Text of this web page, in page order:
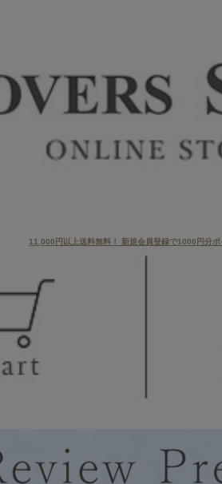
11,000円以上送料無料！ 新規会員登録で1000円分ポ